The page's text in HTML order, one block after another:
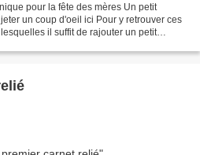
pour la fête des mères Un petit
un coup d'oeil ici Pour y retrouver ces
il suffit de rajouter un petit